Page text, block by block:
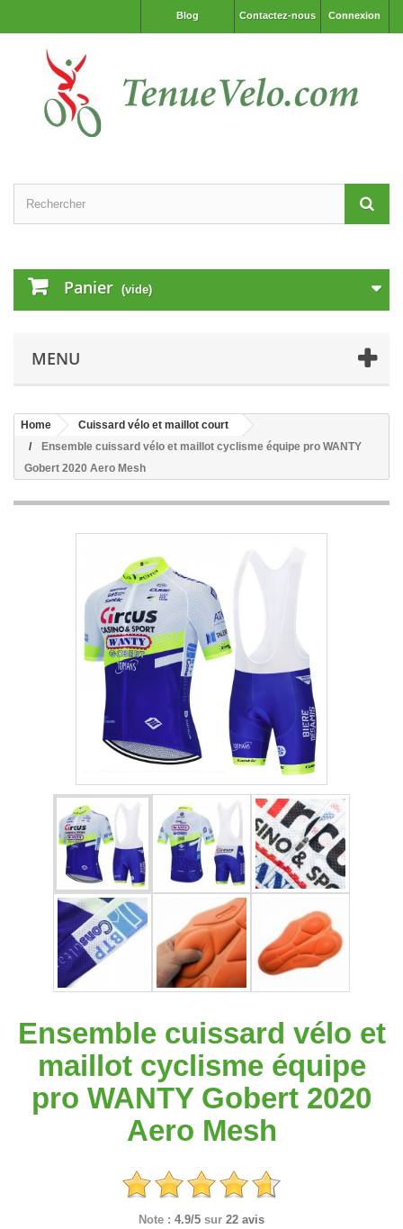
Connexion
Contactez-nous
Blog
Panier (vide)
MENU
Home
Cuissard vélo et maillot court
Ensemble cuissard vélo et maillot cyclisme équipe pro WANTY
Gobert 2020 Aero Mesh
Ensemble cuissard vélo et
maillot cyclisme équipe
pro WANTY Gobert 2020
Aero Mesh
Note : 4.9/5 sur 22 avis